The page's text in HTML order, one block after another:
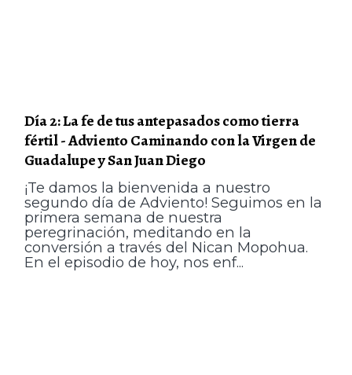
Día 2: La fe de tus antepasados como tierra
fértil - Adviento Caminando con la Virgen de
Guadalupe y San Juan Diego
¡Te damos la bienvenida a nuestro
segundo día de Adviento! Seguimos en la
primera semana de nuestra
peregrinación, meditando en la
conversión a través del Nican Mopohua.
En el episodio de hoy, nos enf...